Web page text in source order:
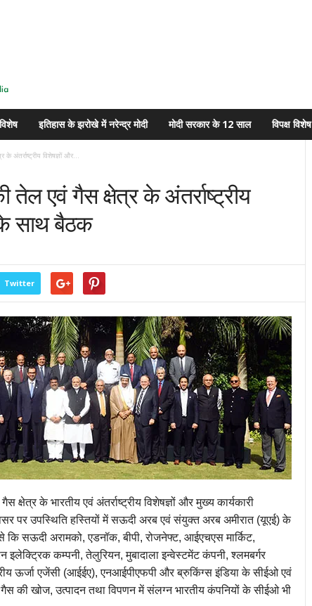
इतिहास के झरोखे में नरेन्द्र मोदी मोदी सरकार के 12 साल विपक्ष विशेष
के अंतर्राष्ट्रीय विशेषज्ञों और...
तेल एवं गैस क्षेत्र के अंतर्राष्ट्रीय
साथ बैठक
Twitter
के भारतीय एवं अंतर्राष्ट्रीय विशेषज्ञों और मुख्य कार्यकारी
पर उपस्थिति हस्तियों में सऊदी अरब एवं संयुक्त अरब अमीरात (यूएई) के
सऊदी अरामको, एडनॉक, बीपी, रोजनेफ्ट, आईएचएस मार्किट,
इलेक्ट्रिक कम्पनी, तेलुरियन, मुबादाला इन्वेस्टमेंट कंपनी, श्लमबर्गर
ऊर्जा एजेंसी (आईईए), एनआईपीएफपी और ब्रुकिंग्स इंडिया के सीईओ एवं
की खोज, उत्पादन तथा विपणन में संलग्न भारतीय कंपनियों के सीईओ भी